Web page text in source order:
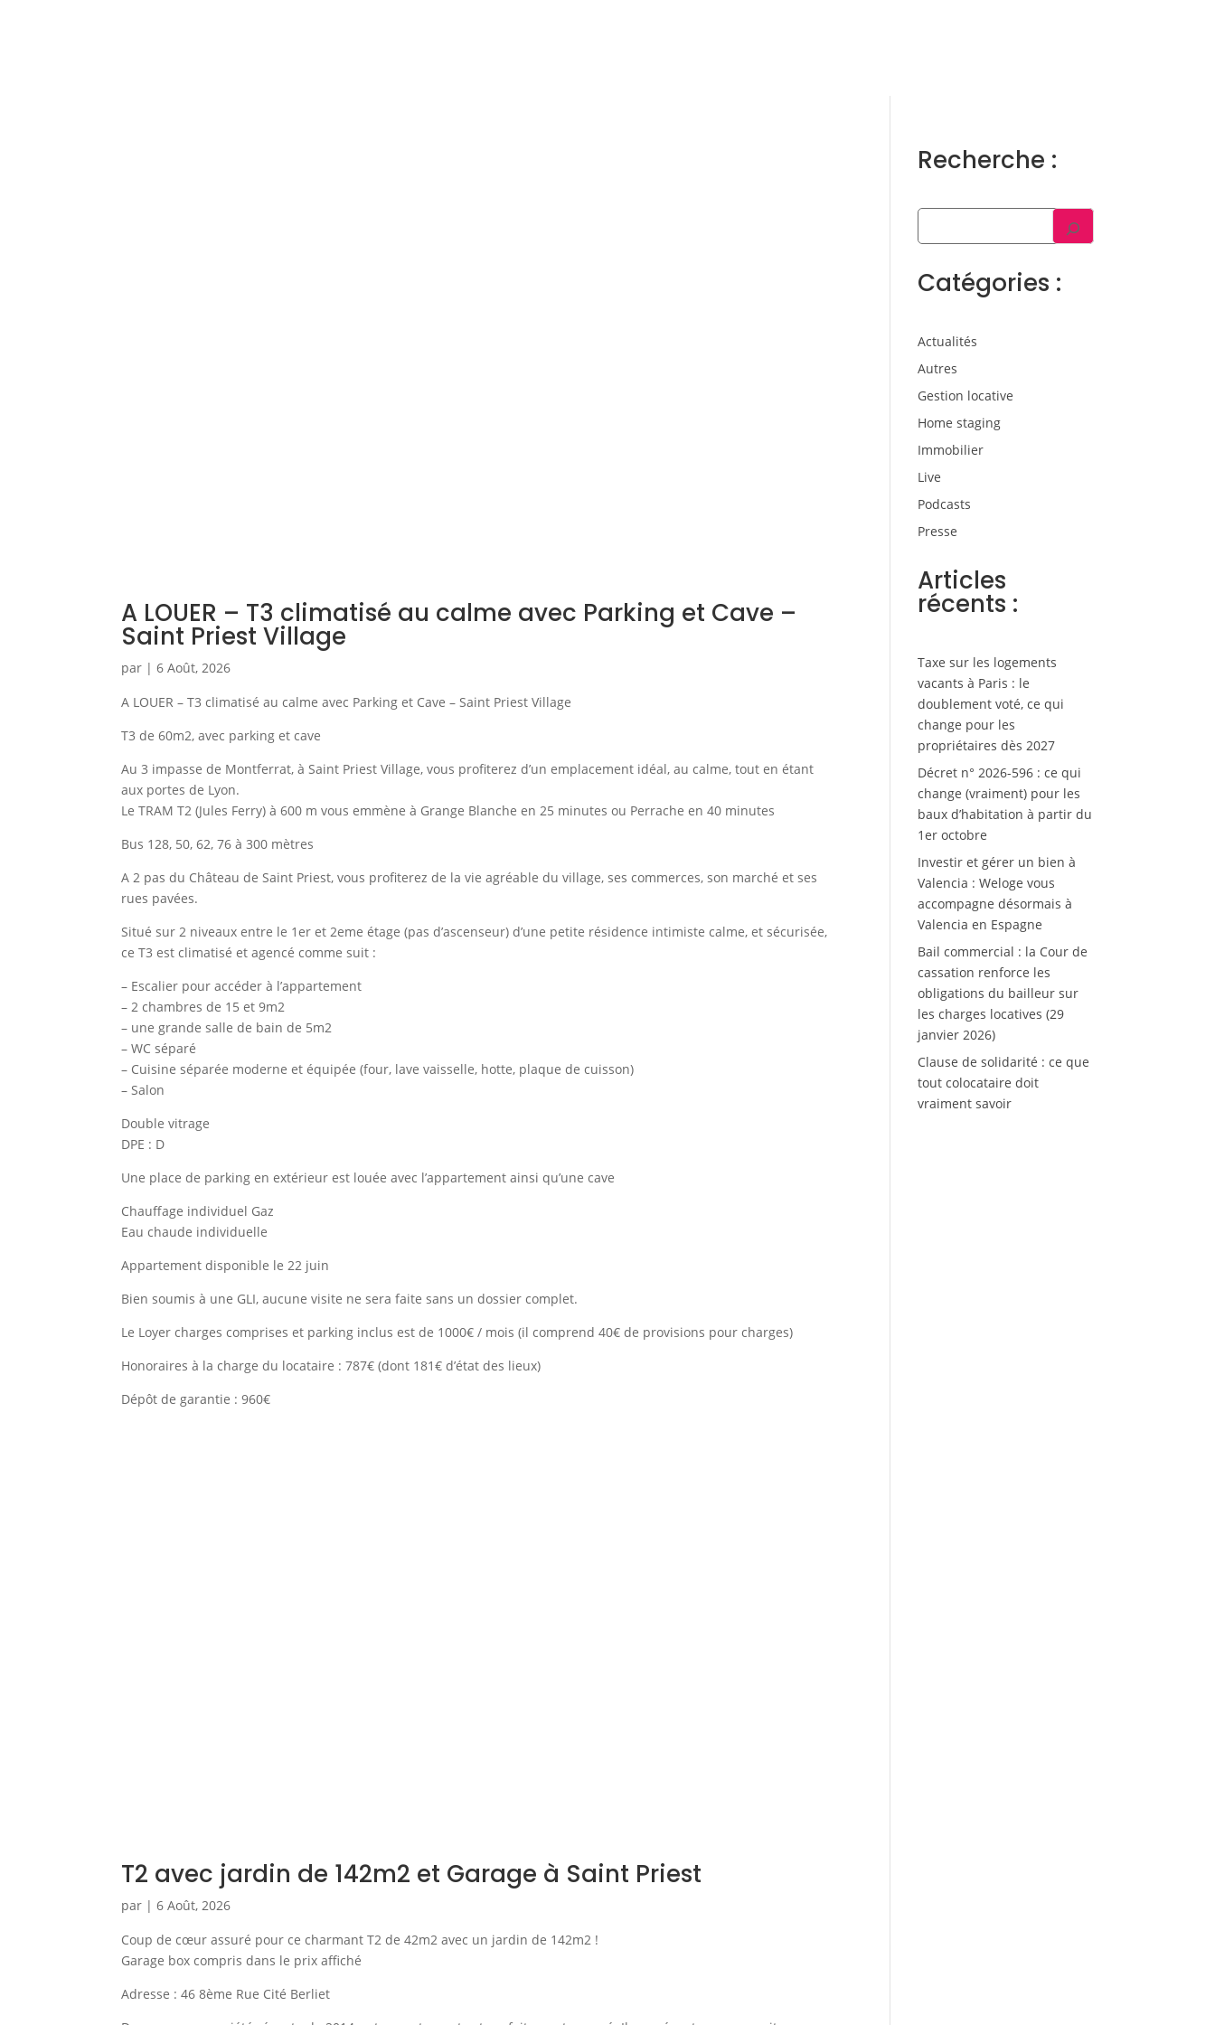
A LOUER – T3 climatisé au calme avec Parking et Cave –
Saint Priest Village
par |6 Août, 2026
A LOUER – T3 climatisé au calme avec Parking et Cave – Saint Priest Village
T3 de 60m2, avec parking et cave
Au 3 impasse de Montferrat, à Saint Priest Village, vous profiterez d’un emplacement idéal, au calme, tout en étant
aux portes de Lyon.
Le TRAM T2 (Jules Ferry) à 600 m vous emmène à Grange Blanche en 25 minutes ou Perrache en 40 minutes
Bus 128, 50, 62, 76 à 300 mètres
A 2 pas du Château de Saint Priest, vous profiterez de la vie agréable du village, ses commerces, son marché et ses
rues pavées.
Situé sur 2 niveaux entre le 1er et 2eme étage (pas d’ascenseur) d’une petite résidence intimiste calme, et sécurisée,
ce T3 est climatisé et agencé comme suit :
– Escalier pour accéder à l’appartement
– 2 chambres de 15 et 9m2
– une grande salle de bain de 5m2
– WC séparé
– Cuisine séparée moderne et équipée (four, lave vaisselle, hotte, plaque de cuisson)
– Salon
Double vitrage
DPE : D
Une place de parking en extérieur est louée avec l’appartement ainsi qu’une cave
Chauffage individuel Gaz
Eau chaude individuelle
Appartement disponible le 22 juin
Bien soumis à une GLI, aucune visite ne sera faite sans un dossier complet.
Le Loyer charges comprises et parking inclus est de 1000€ / mois (il comprend 40€ de provisions pour charges)
Honoraires à la charge du locataire : 787€ (dont 181€ d’état des lieux)
Dépôt de garantie : 960€
T2 avec jardin de 142m2 et Garage à Saint Priest
par |6 Août, 2026
Coup de cœur assuré pour ce charmant T2 de 42m2 avec un jardin de 142m2 !
Garage box compris dans le prix affiché
Adresse : 46 8ème Rue Cité Berliet
Recherche :
Catégories :
Actualités
Autres
Gestion locative
Home staging
Immobilier
Live
Podcasts
Presse
Articles
récents :
Taxe sur les logements
vacants à Paris : le
doublement voté, ce qui
change pour les
propriétaires dès 2027
Décret n° 2026-596 : ce qui
change (vraiment) pour les
baux d’habitation à partir du
1er octobre
Investir et gérer un bien à
Valencia : Weloge vous
accompagne désormais à
Valencia en Espagne
Bail commercial : la Cour de
cassation renforce les
obligations du bailleur sur
les charges locatives (29
janvier 2026)
Clause de solidarité : ce que
tout colocataire doit
vraiment savoir